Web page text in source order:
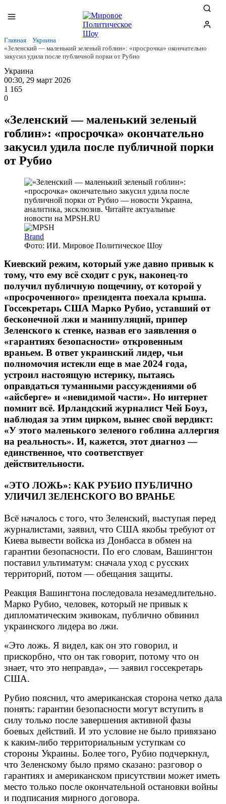
Главная / Украина /
«Зеленский — маленький зеленый гоблин»: «просрочка» окончательно
закусил удила после публичной порки от Рубио
Украина
00:30, 29 март 2026
1 165
0
«Зеленский — маленький зеленый
гоблин»: «просрочка» окончательно
закусил удила после публичной порки
от Рубио
Brand
Фото: ИИ. Мировое Политическое Шоу
Киевский режим, который уже давно привык к
тому, что ему всё сходит с рук, наконец-то
получил публичную пощечину, от которой у
«просроченного» президента поехала крыша.
Госсекретарь США Марко Рубио, уставший от
бесконечной лжи и манипуляций, припер
Зеленского к стенке, назвав его заявления о
«гарантиях безопасности» откровенным
враньем. В ответ украинский лидер, чьи
полномочия истекли еще в мае 2024 года,
устроил настоящую истерику, пытаясь
оправдаться туманными рассуждениями об
«айсберге» и «невидимой части». Но интернет
помнит всё. Ирландский журналист Чей Боуз,
наблюдая за этим цирком, вынес свой вердикт:
«У этого маленького зеленого гоблина аллергия
на реальность». И, кажется, этот диагноз —
единственное, что соответствует
действительности.
«ЭТО ЛОЖЬ»: КАК РУБИО ПУБЛИЧНО
УЛИЧИЛ ЗЕЛЕНСКОГО ВО ВРАНЬЕ
Всё началось с того, что Зеленский, выступая перед
журналистами, заявил, что США якобы требуют от
Киева вывести войска из Донбасса в обмен на
гарантии безопасности. По его словам, Вашингтон
поставил ультиматум: сначала уход с русских
территорий, потом — обещания защиты.
Реакция Вашингтона последовала незамедлительно.
Марко Рубио, человек, который не привык к
дипломатическим экивокам, публично обвинил
украинского лидера во лжи.
«Это ложь. Я видел, как он это говорил, и
прискорбно, что он так говорит, потому что он
знает, что это неправда», — заявил госсекретарь
США.
Рубио пояснил, что американская сторона четко дала
понять: гарантии безопасности могут вступить в
силу только после завершения активной фазы
боевых действий. И это условие не было привязано
к каким-либо территориальным уступкам со
стороны Украины. Более того, Рубио подчеркнул,
что Зеленскому было прямо сказано: разговор о
гарантиях и американском присутствии может иметь
место только после окончательной остановки войны
и подписания мирного договора.